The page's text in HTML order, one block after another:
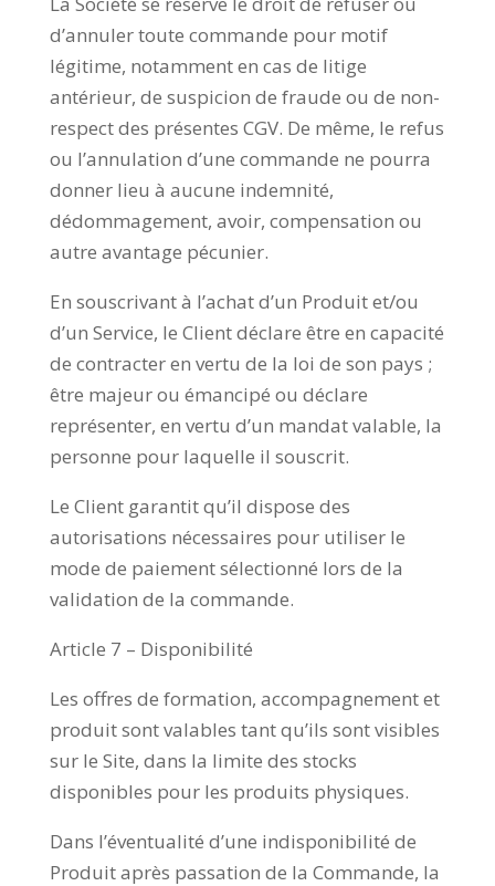
d’annuler toute commande pour motif
légitime, notamment en cas de litige
antérieur, de suspicion de fraude ou de non-
respect des présentes CGV. De même, le refus
ou l’annulation d’une commande ne pourra
donner lieu à aucune indemnité,
dédommagement, avoir, compensation ou
autre avantage pécunier.
En souscrivant à l’achat d’un Produit et/ou
d’un Service, le Client déclare être en capacité
de contracter en vertu de la loi de son pays ;
être majeur ou émancipé ou déclare
représenter, en vertu d’un mandat valable, la
personne pour laquelle il souscrit.
Le Client garantit qu’il dispose des
autorisations nécessaires pour utiliser le
mode de paiement sélectionné lors de la
validation de la commande.
Article 7 – Disponibilité
Les offres de formation, accompagnement et
produit sont valables tant qu’ils sont visibles
sur le Site, dans la limite des stocks
disponibles pour les produits physiques.
Dans l’éventualité d’une indisponibilité de
Produit après passation de la Commande, la